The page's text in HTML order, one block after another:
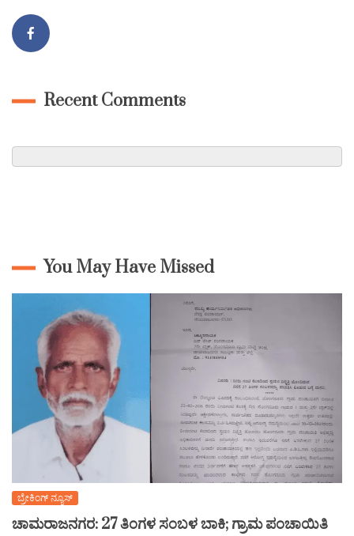
Recent Comments
You May Have Missed
ಬ್ರೇಕಿಂಗ್ ನ್ಯೂಸ್
ಚಾಮರಾಜನಗರ: 27 ತಿಂಗಳ ಸಂಬಳ ಬಾಕಿ; ಗ್ರಾಮ ಪಂಚಾಯಿತಿ